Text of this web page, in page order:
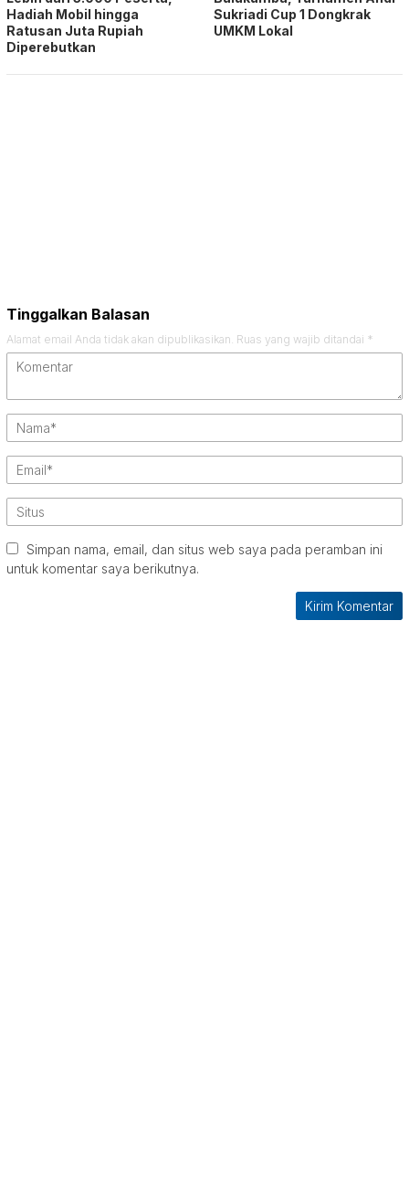
Hadiah Mobil hingga
Ratusan Juta Rupiah
Diperebutkan
Sukriadi Cup 1 Dongkrak
UMKM Lokal
Tinggalkan Balasan
Alamat email Anda tidak akan dipublikasikan. Ruas yang wajib ditandai *
Simpan nama, email, dan situs web saya pada peramban ini
untuk komentar saya berikutnya.